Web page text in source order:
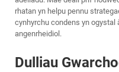
rhatan yn helpu pennu
cynhyrchu condens yn
angenrheidiol.
Dulliau